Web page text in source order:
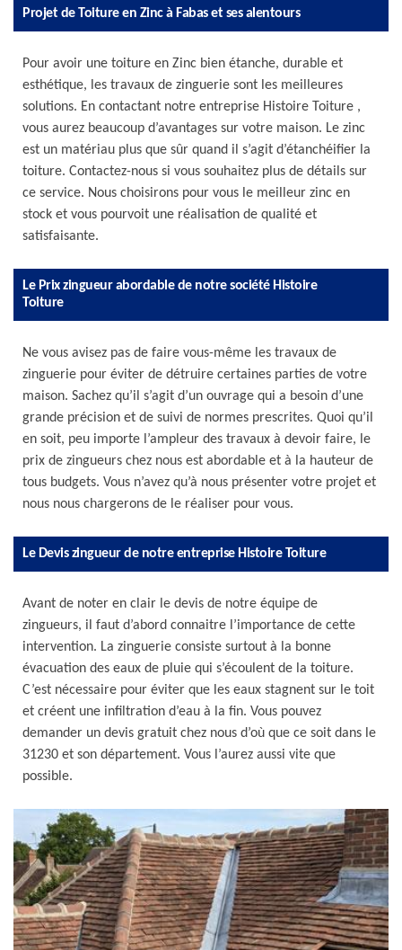
Projet de Toiture en Zinc à Fabas et ses alentours
Pour avoir une toiture en Zinc bien étanche, durable et
esthétique, les travaux de zinguerie sont les meilleures
solutions. En contactant notre entreprise Histoire Toiture ,
vous aurez beaucoup d’avantages sur votre maison. Le zinc
est un matériau plus que sûr quand il s’agit d’étanchéifier la
toiture. Contactez-nous si vous souhaitez plus de détails sur
ce service. Nous choisirons pour vous le meilleur zinc en
stock et vous pourvoit une réalisation de qualité et
satisfaisante.
Le Prix zingueur abordable de notre société Histoire
Toiture
Ne vous avisez pas de faire vous-même les travaux de
zinguerie pour éviter de détruire certaines parties de votre
maison. Sachez qu’il s’agit d’un ouvrage qui a besoin d’une
grande précision et de suivi de normes prescrites. Quoi qu’il
en soit, peu importe l’ampleur des travaux à devoir faire, le
prix de zingueurs chez nous est abordable et à la hauteur de
tous budgets. Vous n’avez qu’à nous présenter votre projet et
nous nous chargerons de le réaliser pour vous.
Le Devis zingueur de notre entreprise Histoire Toiture
Avant de noter en clair le devis de notre équipe de
zingueurs, il faut d’abord connaitre l’importance de cette
intervention. La zinguerie consiste surtout à la bonne
évacuation des eaux de pluie qui s’écoulent de la toiture.
C’est nécessaire pour éviter que les eaux stagnent sur le toit
et créent une infiltration d’eau à la fin. Vous pouvez
demander un devis gratuit chez nous d’où que ce soit dans le
31230 et son département. Vous l’aurez aussi vite que
possible.